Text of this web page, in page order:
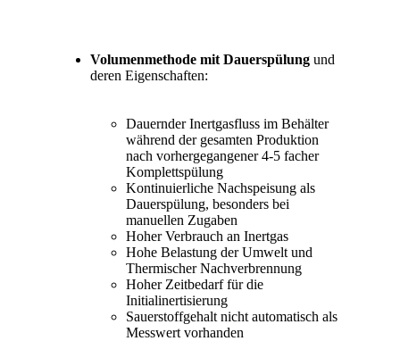
Volumenmethode mit Dauerspülung und
deren Eigenschaften:
Dauernder Inertgasfluss im Behälter
während der gesamten Produktion
nach vorhergegangener 4-5 facher
Komplettspülung
Kontinuierliche Nachspeisung als
Dauerspülung, besonders bei
manuellen Zugaben
Hoher Verbrauch an Inertgas
Hohe Belastung der Umwelt und
Thermischer Nachverbrennung
Hoher Zeitbedarf für die
Initialinertisierung
Sauerstoffgehalt nicht automatisch als
Messwert vorhanden